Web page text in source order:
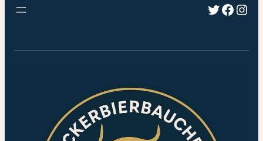
Twitter